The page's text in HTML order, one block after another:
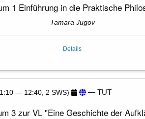
1 Einführung in die Praktische
Tamara Jugov
Details
— 12:40, 2 SWS) — TUT
3 zur VL "Eine Geschichte der